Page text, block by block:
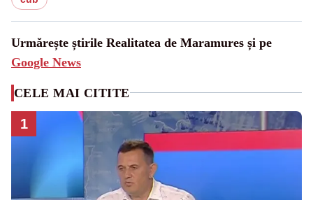
Urmărește știrile Realitatea de Maramures și pe
Google News
CELE MAI CITITE
1